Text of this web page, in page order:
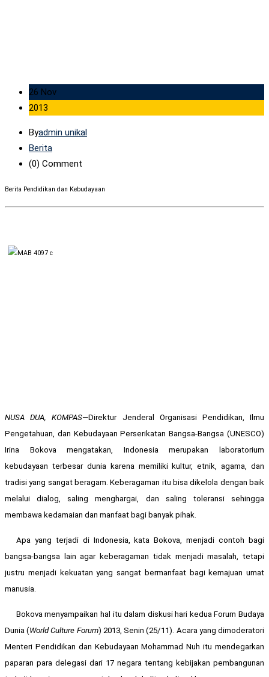
26 Nov
2013
Byadmin unikal
Berita
(0) Comment
Berita Pendidikan dan Kebudayaan
NUSA DUA, KOMPAS—Direktur Jenderal Organisasi Pendidikan, Ilmu
Pengetahuan, dan Kebudayaan Perserikatan Bangsa-Bangsa (UNESCO)
Irina Bokova mengatakan, Indonesia merupakan laboratorium
kebudayaan terbesar dunia karena memiliki kultur, etnik, agama, dan
tradisi yang sangat beragam. Keberagaman itu bisa dikelola dengan baik
melalui dialog, saling menghargai, dan saling toleransi sehingga
membawa kedamaian dan manfaat bagi banyak pihak.
Apa yang terjadi di Indonesia, kata Bokova, menjadi contoh bagi
bangsa-bangsa lain agar keberagaman tidak menjadi masalah, tetapi
justru menjadi kekuatan yang sangat bermanfaat bagi kemajuan umat
manusia.
Bokova menyampaikan hal itu dalam diskusi hari kedua Forum Budaya
Dunia (World Culture Forum) 2013, Senin (25/11). Acara yang dimoderatori
Menteri Pendidikan dan Kebudayaan Mohammad Nuh itu mendegarkan
paparan para delegasi dari 17 negara tentang kebijakan pembangunan